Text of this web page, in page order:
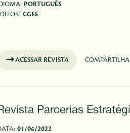
PORTUGUÊS
CGEE
ACESSAR REVISTA
Parcerias
01/06/2022